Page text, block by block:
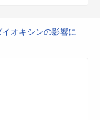
オキシンの影響に